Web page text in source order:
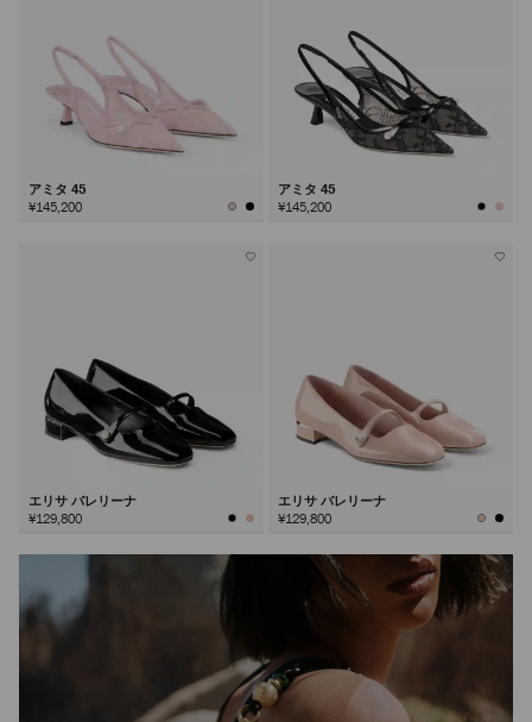
アミタ 45
¥145,200
アミタ 45
¥145,200
エリサ バレリーナ
¥129,800
エリサ バレリーナ
¥129,800